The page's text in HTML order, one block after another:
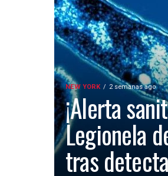
NEW YORK 2 semanas ago
¡Alerta
Legionela
tras